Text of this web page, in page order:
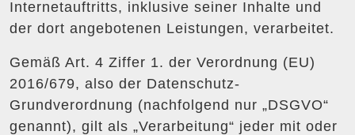
Internetauftritts, inklusive seiner Inhalte und
der dort angebotenen Leistungen, verarbeitet.
Gemäß Art. 4 Ziffer 1. der Verordnung (EU)
2016/679, also der Datenschutz-
Grundverordnung (nachfolgend nur „DSGVO“
genannt), gilt als „Verarbeitung“ jeder mit oder